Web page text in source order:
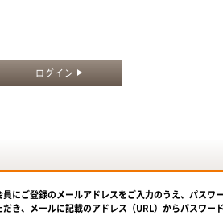
ログイン
にご登録のメールアドレスをご入力のうえ、パスワ
き、メールに記載のアドレス（URL）からパスワー